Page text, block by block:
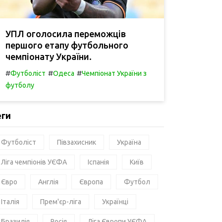
УПЛ оголосила переможців
першого етапу футбольного
чемпіонату України.
#Футболіст #Одеса #Чемпіонат України з
футболу
Футболіст Півзахисник Україна
Ліга чемпіонів УЄФА Іспанія Київ
Євро Англія Європа Футбол
Італія Прем'єр-ліга Українці